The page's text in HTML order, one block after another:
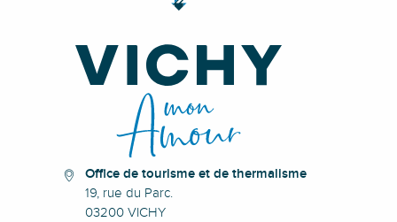
Office de tourisme et de thermalisme
19, rue du Parc.
03200 VICHY